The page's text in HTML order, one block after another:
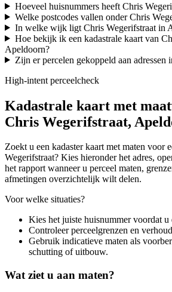
Hoeveel huisnummers heeft Chris
Welke postcodes vallen onder Chris
In welke wijk ligt Chris Wegerifstraat in
Hoe bekijk ik een kadastrale kaart van
Apeldoorn?
Zijn er percelen gekoppeld aan adressen
High-intent perceelcheck
Kadastrale kaart met
Chris Wegerifstraat,
Zoekt u een kadaster kaart met maten voor
Wegerifstraat? Kies hieronder het adres,
het rapport wanneer u perceel maten,
afmetingen overzichtelijk wilt delen.
Voor welke situaties?
Kies het juiste huisnummer voordat u
Controleer perceelgrenzen en
Gebruik indicatieve maten als
schutting of uitbouw.
Wat ziet u aan maten?